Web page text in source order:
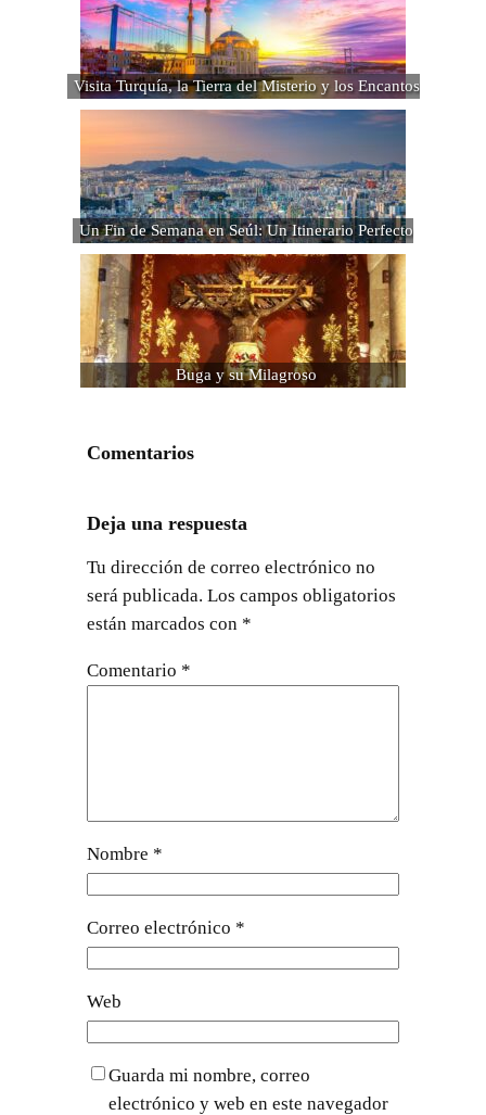
Visita Turquía, la Tierra del Misterio y los Encantos
Un Fin de Semana en Seúl: Un Itinerario Perfecto
Buga y su Milagroso
Comentarios
Deja una respuesta
Tu dirección de correo electrónico no
será publicada. Los campos obligatorios
están marcados con *
Comentario *
Nombre *
Correo electrónico *
Web
Guarda mi nombre, correo
electrónico y web en este navegador